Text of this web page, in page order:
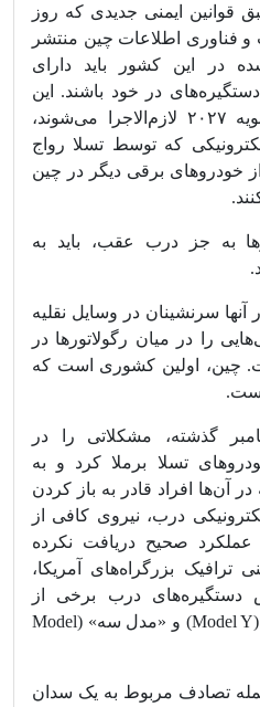
قوانین ایمنی جدیدی که روز
فناوری اطلاعات چین منتشر
در این کشور باید دارای
در خود باشند. این
قوانین جدید که از اول ژانویه ۲۰۲۷ لازم‌الاجرا می‌شوند،
که توسط تسلا رواج
از خودروهای برقی دیگر در چین
به جز درب عقب، باید به
سرنشینان در وسایل نقلیه
را در میان رگولاتورها در
چین، اولین کشوری است که
گذشته، مشکلاتی را در
تسلا برملا کرد و به
آن‌ها افراد قادر به باز کردن
درب، نیروی کافی از
صحیح دریافت نکرده
ترافیک بزرگراه‌های آمریکا،
دستگیره‌های درب برخی از
خودروهای تسلا «مدل وای» (Model Y) و «مدل سه» (Model
تصادف مربوط به یک سدان